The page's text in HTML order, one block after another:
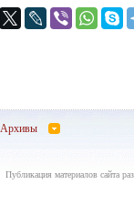
Архивы
Публикация материалов сайта